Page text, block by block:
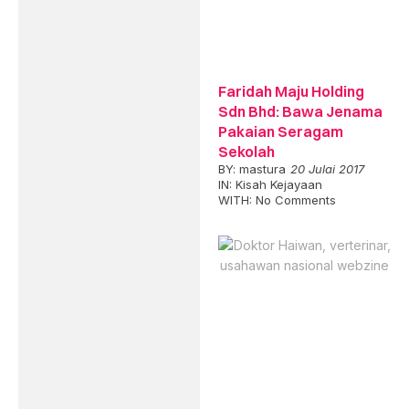
Faridah Maju Holding
Sdn Bhd: Bawa Jenama
Pakaian Seragam
Sekolah
BY: mastura 20 Julai 2017
IN: Kisah Kejayaan
WITH: No Comments